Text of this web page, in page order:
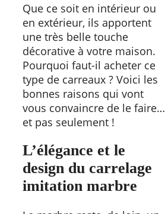
Que ce soit en intérieur ou
en extérieur, ils apportent
une très belle touche
décorative à votre maison.
Pourquoi faut-il acheter ce
type de carreaux ? Voici les
bonnes raisons qui vont
vous convaincre de le faire…
et pas seulement !
L’élégance et le
design du carrelage
imitation marbre